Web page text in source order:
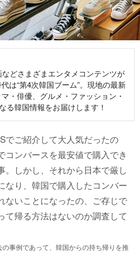
どさまざまエンタメコンテンツが
は“第4次韓国ブーム”。現地の最新
・俳優、グルメ・ファッション・
る韓国情報をお届けします！
でご紹介して大人気だったの
コンバースを最安値で購入でき
。しかし、それから日本で厳し
なり、韓国で購入したコンバー
ないことになったの、ご存じで
て帰る方法はないのか調査して
の事例であって、韓国からの持ち帰りを推